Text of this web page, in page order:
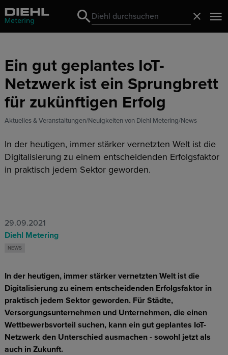
Search
Search
Ein gut geplantes IoT-
Netzwerk ist ein Sprungbrett
für zukünftigen Erfolg
Aktuelles & Veranstaltungen Neuigkeiten von Diehl Metering News
In der heutigen, immer stärker vernetzten Welt ist die
Digitalisierung zu einem entscheidenden Erfolgsfaktor
in praktisch jedem Sektor geworden.
29.09.2021
Diehl Metering
NEWS
In der heutigen, immer stärker vernetzten Welt ist die
Digitalisierung zu einem entscheidenden Erfolgsfaktor in
praktisch jedem Sektor geworden. Für Städte,
Versorgungsunternehmen und Unternehmen, die einen
Wettbewerbsvorteil suchen, kann ein gut geplantes IoT-
Netzwerk den Unterschied ausmachen - sowohl jetzt als
auch in Zukunft.